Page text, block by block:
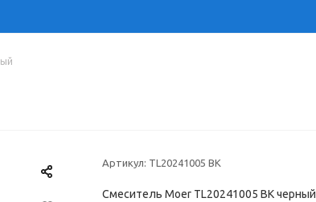
Артикул: TL20241005 BK
Смеситель Moer TL20241005 BK черный